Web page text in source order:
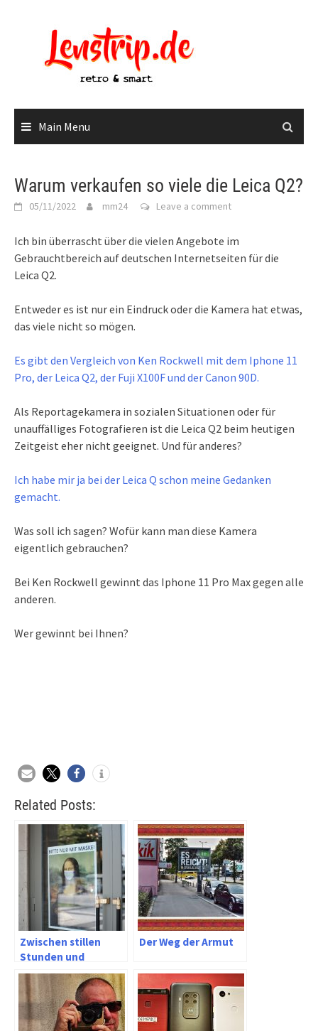
Main Menu
Warum verkaufen so viele die Leica Q2?
05/11/2022 mm24 Leave a comment
Ich bin überrascht über die vielen Angebote im
Gebrauchtbereich auf deutschen Internetseiten für die
Leica Q2.
Entweder es ist nur ein Eindruck oder die Kamera hat etwas,
das viele nicht so mögen.
Es gibt den Vergleich von Ken Rockwell mit dem Iphone 11
Pro, der Leica Q2, der Fuji X100F und der Canon 90D.
Als Reportagekamera in sozialen Situationen oder für
unauffälliges Fotografieren ist die Leica Q2 beim heutigen
Zeitgeist eher nicht geeignet. Und für anderes?
Ich habe mir ja bei der Leica Q schon meine Gedanken
gemacht.
Was soll ich sagen? Wofür kann man diese Kamera
eigentlich gebrauchen?
Bei Ken Rockwell gewinnt das Iphone 11 Pro Max gegen alle
anderen.
Wer gewinnt bei Ihnen?
Related Posts:
Zwischen stillen
Stunden und
schnellen Fotos
Der Weg der Armut